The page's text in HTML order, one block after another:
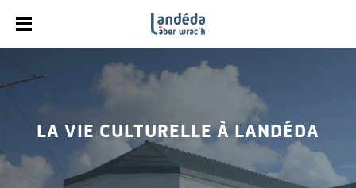
LA VIE CULTURELLE À LANDÉDA